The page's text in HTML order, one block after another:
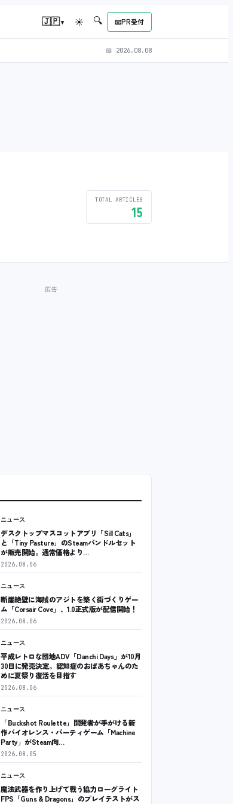
🇯🇵▾ ☀ 🔍 📧PR受付
📅 2026.08.08
TOTAL ARTICLES
15
ニュース
デスクトップマスコットアプリ「Sill Cats」
と「Tiny Pasture」のSteamバンドルセット
が販売開始。通常価格より…
2026.08.06
ニュース
断崖絶壁に海賊のアジトを築く街づくりゲー
ム「Corsair Cove」、1.0正式版が配信開始！
2026.08.06
ニュース
平成レトロな団地ADV「Danchi Days」が10月
30日に発売決定。認知症のおばあちゃんのた
めに夏祭り復活を目指す
2026.08.06
ニュース
「Buckshot Roulette」開発者が手がける新
作バイオレンス・パーティゲーム「Machine
Party」がSteam向…
2026.08.05
ニュース
魔法武器を作り上げて戦う協力ローグライト
FPS「Guns & Dragons」のプレイテストがス